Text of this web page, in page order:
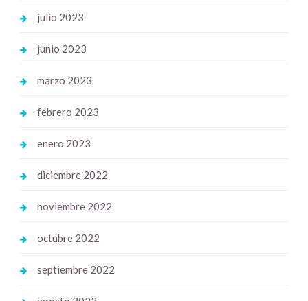
julio 2023
junio 2023
marzo 2023
febrero 2023
enero 2023
diciembre 2022
noviembre 2022
octubre 2022
septiembre 2022